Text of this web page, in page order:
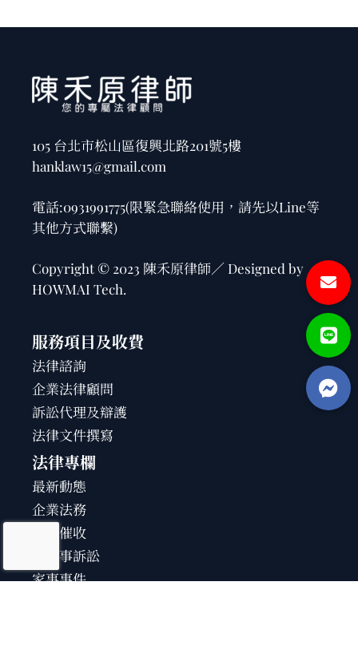
105 台北市松山區復興北路201號5樓
hanklaw15@gmail.com
電話:0931991775(限緊急聯絡使用，請先以Line等
其他方式聯繫)
Copyright © 2023 陳禾原律師／ Designed by
HOWMAI Tech.
服務項目及收費
法律諮詢
企業法律顧問
訴訟代理及辯護
法律文件撰寫
法律專欄
最新動態
企業法務
債務催收
民刑事訴訟
家事事件